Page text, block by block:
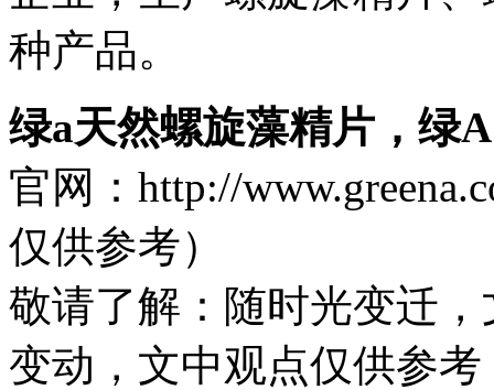
种产品。
绿a天然螺旋藻精片，绿A
官网：http://
仅供参考）
敬请了解 ：随时光变迁
变动，文中观点仅供参考